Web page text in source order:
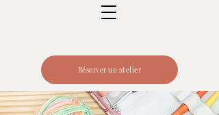
Réserver un atelier